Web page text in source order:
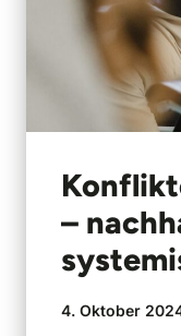
–
4. Oktober